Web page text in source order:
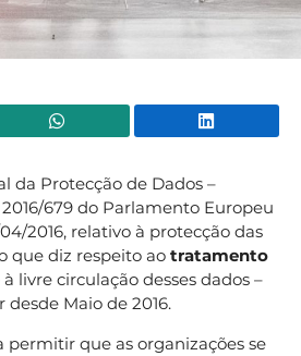
WhatsApp
da Protecção de Dados –
679 do Parlamento Europeu
2016, relativo à protecção das
que diz respeito ao tratamento
à livre circulação desses dados –
Maio de 2016.
permitir que as organizações se